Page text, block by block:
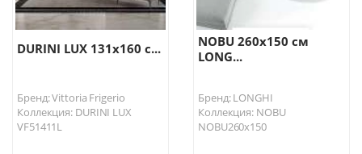
DURINI LUX 131х160 с...
Бренд: Vittoria Frigerio
Коллекция: DURINI LUX
VF51411L
NOBU 260х150 см
LONG...
Бренд: LONGHI
Коллекция: NOBU
NOBU260х150